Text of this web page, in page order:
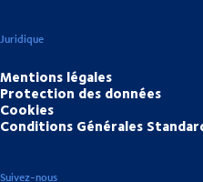
Juridique
Mentions légales
Protection des données
Cookies
Conditions Générales
Suivez-nous